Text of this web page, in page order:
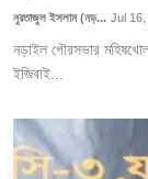
নুরতাজুল ইসলাম (নড়... Jul 16,
নড়াইল পৌরসভার
ইজিবাই...